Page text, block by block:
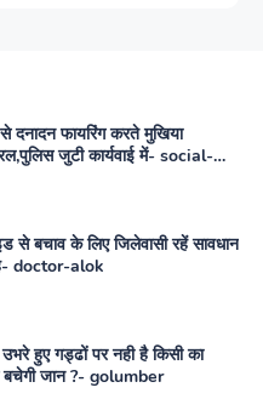
दनादन फायरिंग करते मुखिया
जुटी कार्यवाई में- social-
से बचाव के लिए जिलेवासी रहें सावधान
doctor-alok
हुए गड्ढों पर नही है किसी का
बचेगी जान ?- golumber